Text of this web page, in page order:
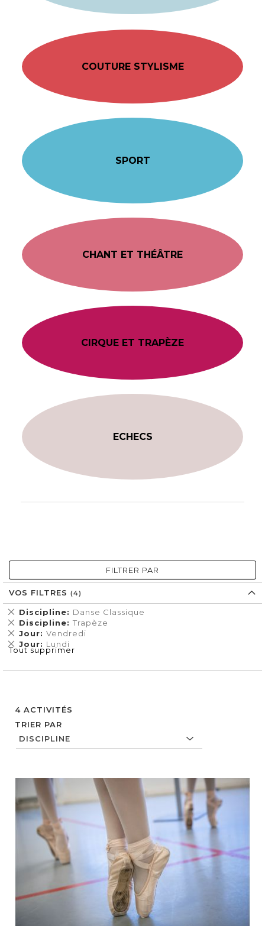
COUTURE STYLISME
SPORT
CHANT ET THÉÂTRE
CIRQUE ET TRAPÈZE
ECHECS
4 ACTIVITÉS
TRIER PAR
FILTRER PAR
VOS FILTRES
Discipline Danse Classique
Supprimer
cet
Élément
Discipline Trapèze
Supprimer
cet
Élément
Jour Vendredi
Supprimer
cet
Élément
Jour Lundi
Supprimer
cet
Tout supprimer